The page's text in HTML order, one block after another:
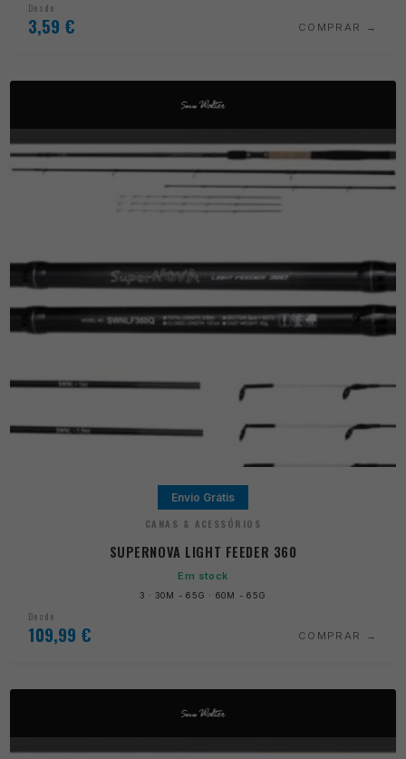
Desde
3,59 € COMPRAR
Envio Grátis
CANAS & ACESSÓRIOS
SUPERNOVA LIGHT FEEDER 360
Em stock
3 · 30M - 65G · 60M - 65G
Desde
109,99 € COMPRAR